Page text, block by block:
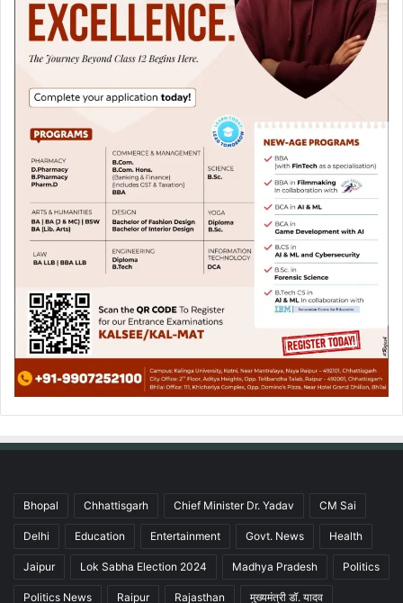
Bhopal Chhattisgarh Chief Minister Dr. Yadav CM Sai
Delhi Education Entertainment Govt. News Health
Jaipur Lok Sabha Election 2024 Madhya Pradesh Politics
Politics News Raipur Rajasthan मुख्यमंत्री डॉ. यादव